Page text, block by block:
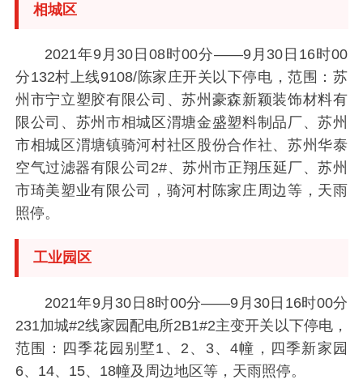
相城区
2021年9月30日08时00分——9月30日16时00
分132村上线9108/陈家庄开关以下停电，范围：苏
州市宁立塑胶有限公司、苏州豪森新颖装饰材料有
限公司、苏州市相城区渭塘金盛塑料制品厂、苏州
市相城区渭塘镇骑河村社区股份合作社、苏州华泰
空气过滤器有限公司2#、苏州市正翔压延厂、苏州
市琦美塑业有限公司，骑河村陈家庄周边等，天雨
照停。
工业园区
2021年9月30日8时00分——9月30日16时00分
231加城#2线家园配电所2B1#2主变开关以下停电，
范围：四季花园别墅1、2、3、4幢，四季新家园
6、14、15、18幢及周边地区等，天雨照停。